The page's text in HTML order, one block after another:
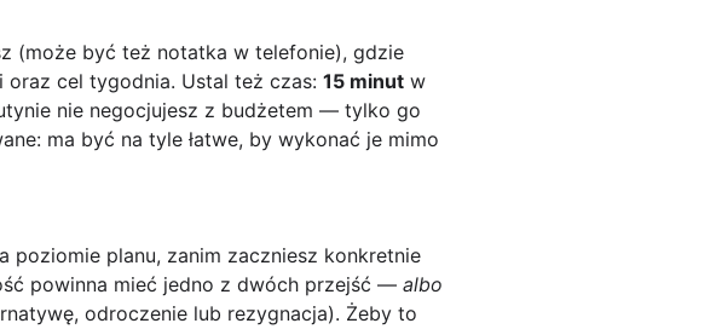
(może być też notatka w telefonie), gdzie
oraz cel tygodnia. Ustal też czas: 15 minut w
nie negocjujesz z budżetem — tylko go
ma być na tyle łatwe, by wykonać je mimo
poziomie planu, zanim zaczniesz konkretnie
powinna mieć jedno z dwóch przejść — albo
odroczenie lub rezygnacja). Żeby to